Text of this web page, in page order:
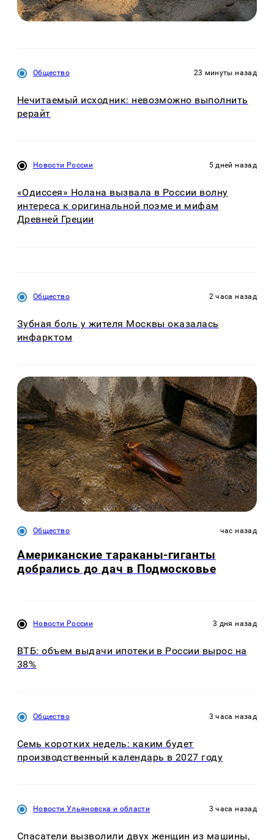
Общество 23 минуты назад
Нечитаемый исходник: невозможно выполнить
рерайт
Новости России 5 дней назад
«Одиссея» Нолана вызвала в России волну
интереса к оригинальной поэме и мифам
Древней Греции
Общество 2 часа назад
Зубная боль у жителя Москвы оказалась
инфарктом
Общество час назад
Американские тараканы-гиганты
добрались до дач в Подмосковье
Новости России 3 дня назад
ВТБ: объем выдачи ипотеки в России вырос на
38%
Общество 3 часа назад
Семь коротких недель: каким будет
производственный календарь в 2027 году
Новости Ульяновска и области 3 часа назад
Спасатели вызволили двух женщин из машины,